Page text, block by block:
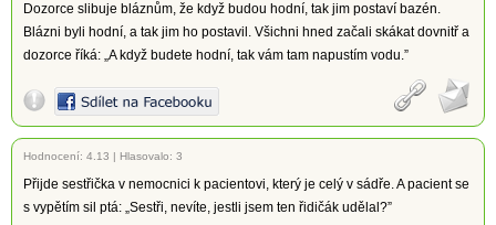
Dozorce slibuje bláznům, že když budou hodní, tak jim postaví bazén.
Blázni byli hodní, a tak jim ho postavil. Všichni hned začali skákat dovnitř a
dozorce říká: „A když budete hodní, tak vám tam napustím vodu.”
Hodnocení: 4.13 | Hlasovalo: 3
Přijde sestřička v nemocnici k pacientovi, který je celý v sádře. A pacient se
s vypětím sil ptá: „Sestři, nevíte, jestli jsem ten řidičák udělal?”